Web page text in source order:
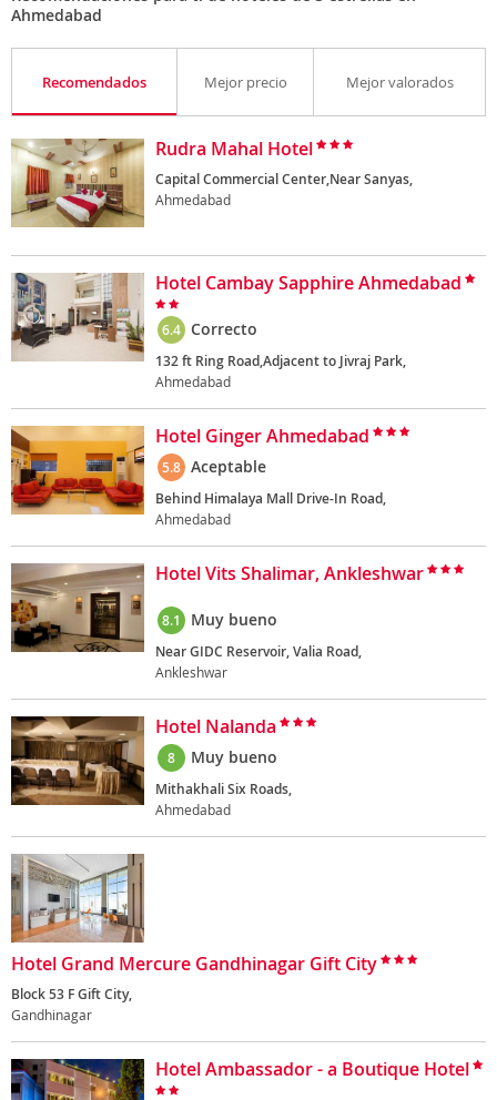
Ahmedabad
Recomendados Mejor precio Mejor valorados
Rudra Mahal Hotel
Capital Commercial Center,Near Sanyas,
Ahmedabad
Hotel Cambay Sapphire Ahmedabad
6.4 Correcto
132 ft Ring Road,Adjacent to Jivraj Park,
Ahmedabad
Hotel Ginger Ahmedabad
5.8 Aceptable
Behind Himalaya Mall Drive-In Road,
Ahmedabad
Hotel Vits Shalimar, Ankleshwar
8.1 Muy bueno
Near GIDC Reservoir, Valia Road,
Ankleshwar
Hotel Nalanda
8 Muy bueno
Mithakhali Six Roads,
Ahmedabad
Hotel Grand Mercure Gandhinagar Gift City
Block 53 F Gift City,
Gandhinagar
Hotel Ambassador - a Boutique Hotel